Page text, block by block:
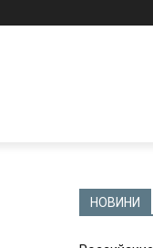
НОВИНИ